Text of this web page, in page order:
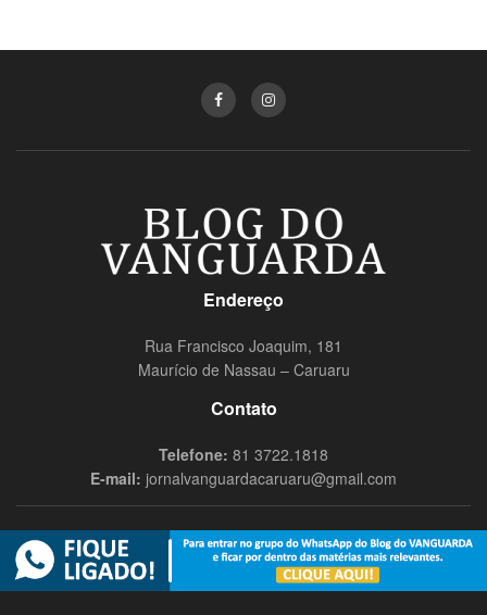
Endereço
Rua Francisco Joaquim, 181
Maurício de Nassau – Caruaru
Contato
Telefone: 81 3722.1818
E-mail: jornalvanguardacaruaru@gmail.com
© 2019Blog do Vanguarda
- Todos os direitos reservados Nômade
Audiovisual.